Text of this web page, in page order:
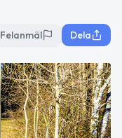
Felanmäl Dela